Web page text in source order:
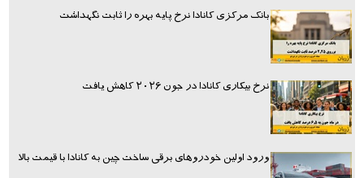
بانک مرکزی کانادا نرخ پایه بهره را ثابت نگهداشت
نرخ بیکاری کانادا در جون ۲۰۲۶ کاهش یافت
ورود اولین خودروهای برقی ساخت چین به کانادا با قیمت بالا